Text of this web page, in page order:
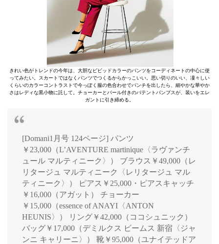
きれい色がトレンドの今年は、大胆なビビッドカラーのパンツをコーディネートの中心に使
ってみたい。スカートではなくパンツでつくるからかっこいい。思い切りのいい、凜々しい
くらいのカラーコントラストで今っぽく服の色合わせでパンチを出したら、細やかな華やか
さはレディな黒小物に託して。チョーカーとパール付きのパテントパンプスが、装いをエレ
ガントに引き締める。
[Domani1月号 124ページ] パンツ
￥23,000（L’AVENTURE martinique〈ラヴァンチ
ュール マルティニーク〉） ブラウス￥49,000（レ
リタージュ マルティニーク〈レリタージュ マル
ティニーク〉） ピアス￥25,000・ピアスキャッチ
￥16,000（アガット） チョーカー
￥15,000（essence of ANAYI〈ANTON
HEUNIS〉） リング￥42,000（ココシュニック）
バッグ￥17,000（デミルクス ビームス 新宿〈ジャ
ンニ キャリーニ〉） 靴￥95,000（ユナイテッドア